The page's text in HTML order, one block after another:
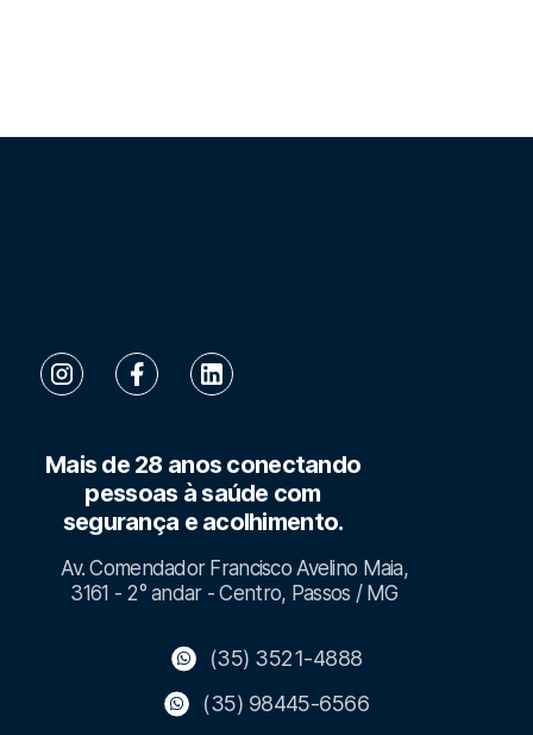
Mais de 28 anos conectando
pessoas à saúde com
segurança e acolhimento.
Av. Comendador Francisco Avelino Maia,
3161 - 2° andar - Centro, Passos / MG
(35) 3521-4888
(35) 98445-6566